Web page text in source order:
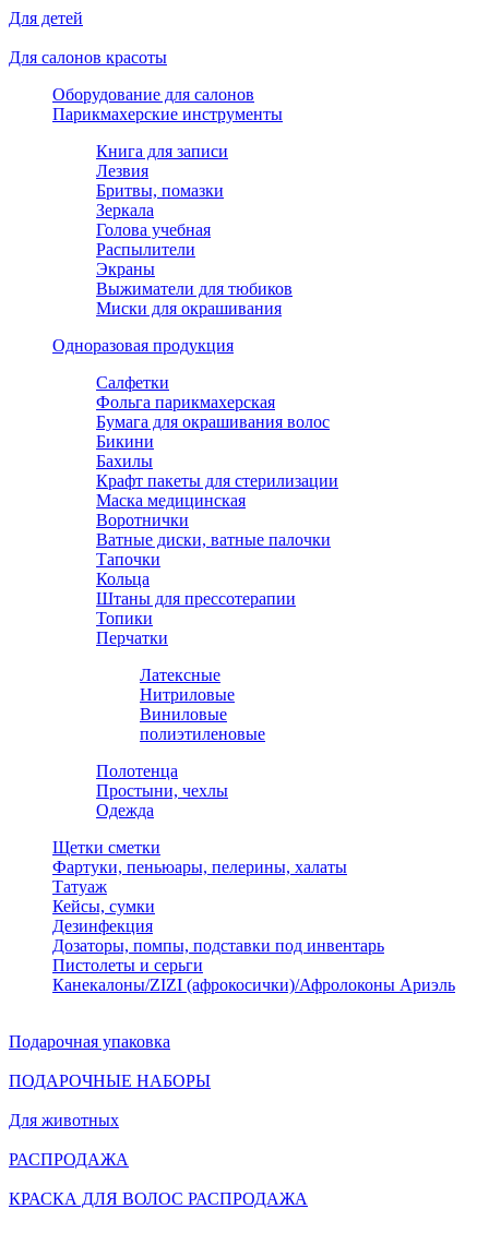
Для детей
Для салонов красоты
Оборудование для салонов
Парикмахерские инструменты
Книга для записи
Лезвия
Бритвы, помазки
Зеркала
Голова учебная
Распылители
Экраны
Выжиматели для тюбиков
Миски для окрашивания
Одноразовая продукция
Салфетки
Фольга парикмахерская
Бумага для окрашивания волос
Бикини
Бахилы
Крафт пакеты для стерилизации
Маска медицинская
Воротнички
Ватные диски, ватные палочки
Тапочки
Кольца
Штаны для прессотерапии
Топики
Перчатки
Латексные
Нитриловые
Виниловые
полиэтиленовые
Полотенца
Простыни, чехлы
Одежда
Щетки сметки
Фартуки, пеньюары, пелерины, халаты
Татуаж
Кейсы, сумки
Дезинфекция
Дозаторы, помпы, подставки под инвентарь
Пистолеты и серьги
Канекалоны/ZIZI (афрокосички)/Афролоконы Ариэль
Подарочная упаковка
ПОДАРОЧНЫЕ НАБОРЫ
Для животных
РАСПРОДАЖА
КРАСКА ДЛЯ ВОЛОС РАСПРОДАЖА